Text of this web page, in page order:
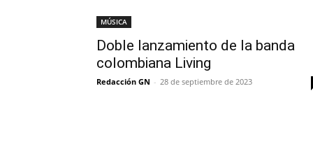
MÚSICA
Doble lanzamiento de la banda
colombiana Living
Redacción GN - 28 de septiembre de 2023